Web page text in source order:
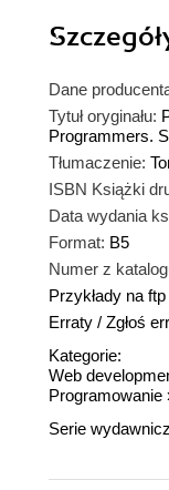
Dane
Tytuł oryginału:
Programmers.
Tłumaczenie:
ISBN Książki
Data wydania
Format: B5
Numer z
Przykłady na ftp
Erraty / Zgłoś
Kategorie:
Web
Programowanie
Serie